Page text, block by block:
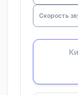
Скорость